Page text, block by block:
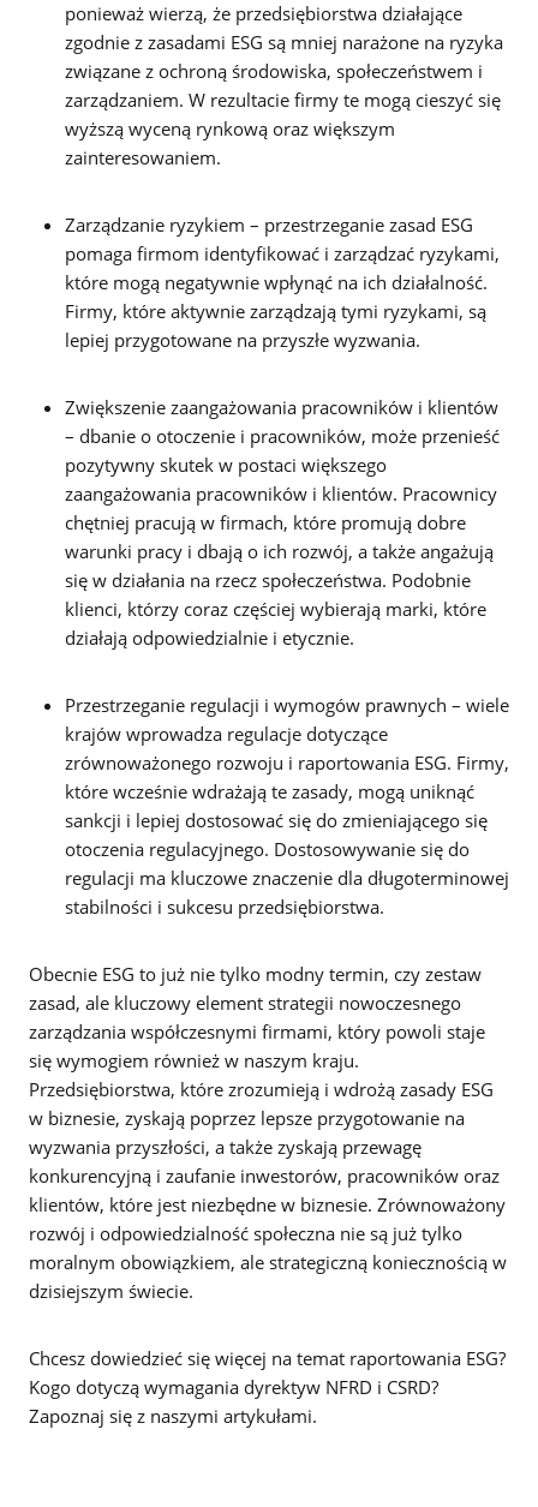
ponieważ wierzą, że przedsiębiorstwa działające
zgodnie z zasadami ESG są mniej narażone na ryzyka
związane z ochroną środowiska, społeczeństwem i
zarządzaniem. W rezultacie firmy te mogą cieszyć się
wyższą wyceną rynkową oraz większym
zainteresowaniem.
Zarządzanie ryzykiem – przestrzeganie zasad ESG
pomaga firmom identyfikować i zarządzać ryzykami,
które mogą negatywnie wpłynąć na ich działalność.
Firmy, które aktywnie zarządzają tymi ryzykami, są
lepiej przygotowane na przyszłe wyzwania.
Zwiększenie zaangażowania pracowników i klientów
– dbanie o otoczenie i pracowników, może przenieść
pozytywny skutek w postaci większego
zaangażowania pracowników i klientów. Pracownicy
chętniej pracują w firmach, które promują dobre
warunki pracy i dbają o ich rozwój, a także angażują
się w działania na rzecz społeczeństwa. Podobnie
klienci, którzy coraz częściej wybierają marki, które
działają odpowiedzialnie i etycznie.
Przestrzeganie regulacji i wymogów prawnych – wiele
krajów wprowadza regulacje dotyczące
zrównoważonego rozwoju i raportowania ESG. Firmy,
które wcześnie wdrażają te zasady, mogą uniknąć
sankcji i lepiej dostosować się do zmieniającego się
otoczenia regulacyjnego. Dostosowywanie się do
regulacji ma kluczowe znaczenie dla długoterminowej
stabilności i sukcesu przedsiębiorstwa.
Obecnie ESG to już nie tylko modny termin, czy zestaw
zasad, ale kluczowy element strategii nowoczesnego
zarządzania współczesnymi firmami, który powoli staje
się wymogiem również w naszym kraju.
Przedsiębiorstwa, które zrozumieją i wdrożą zasady ESG
w biznesie, zyskają poprzez lepsze przygotowanie na
wyzwania przyszłości, a także zyskają przewagę
konkurencyjną i zaufanie inwestorów, pracowników oraz
klientów, które jest niezbędne w biznesie. Zrównoważony
rozwój i odpowiedzialność społeczna nie są już tylko
moralnym obowiązkiem, ale strategiczną koniecznością w
dzisiejszym świecie.
Chcesz dowiedzieć się więcej na temat raportowania ESG?
Kogo dotyczą wymagania dyrektyw NFRD i CSRD?
Zapoznaj się z naszymi artykułami.